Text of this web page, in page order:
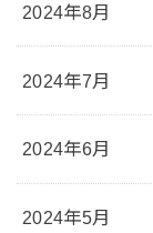
2024年8月
2024年7月
2024年6月
2024年5月